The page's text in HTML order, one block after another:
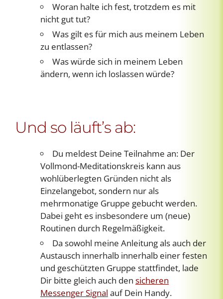
Woran halte ich fest, trotzdem es mit
nicht gut tut?
Was gilt es für mich aus meinem Leben
zu entlassen?
Was würde sich in meinem Leben
ändern, wenn ich loslassen würde?
Und so läuft’s ab:
Du meldest Deine Teilnahme an: Der
Vollmond-Meditationskreis kann aus
wohlüberlegten Gründen nicht als
Einzelangebot, sondern nur als
mehrmonatige Gruppe gebucht werden.
Dabei geht es insbesondere um (neue)
Routinen durch Regelmäßigkeit.
Da sowohl meine Anleitung als auch der
Austausch innerhalb innerhalb einer festen
und geschützten Gruppe stattfindet, lade
Dir bitte gleich auch den sicheren
Messenger Signal auf Dein Handy.